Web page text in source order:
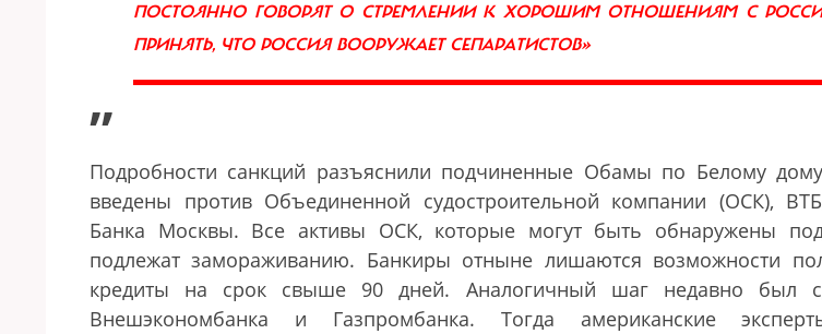
ПОСТОЯННО ГОВОРЯТ О СТРЕМЛЕНИИ К ХОРОШИМ ОТНОШЕНИЯМ С
ПРИНЯТЬ, ЧТО РОССИЯ ВООРУЖАЕТ СЕПАРАТИСТОВ»
”
Подробности санкций разъяснили подчиненные Обамы по Белому
введены против Объединенной судостроительной компании (ОСК),
Банка Москвы. Все активы ОСК, которые могут быть обнаружены
подлежат замораживанию. Банкиры отныне лишаются возможности
кредиты на срок свыше 90 дней. Аналогичный шаг недавно был
Внешэкономбанка и Газпромбанка. Тогда американские